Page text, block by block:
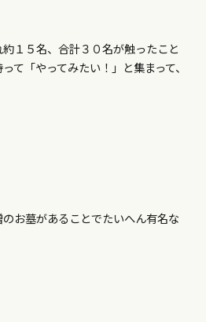
１５名、合計３０名が触ったこと
て「やってみたい！」と集まって、
お墓があることでたいへん有名な